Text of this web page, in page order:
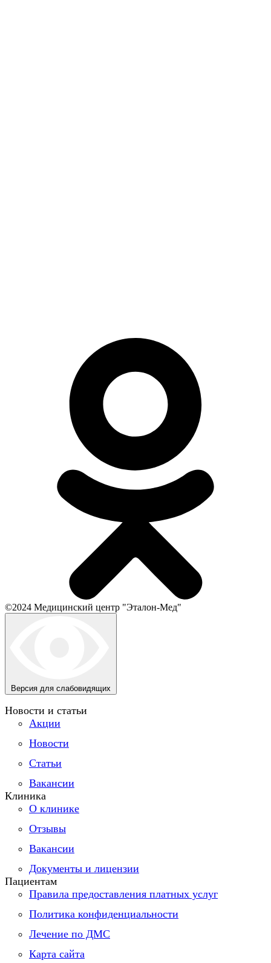
©2024 Медицинский центр "Эталон-Мед"
Версия для слабовидящих
Новости и статьи
Акции
Новости
Статьи
Вакансии
Клиника
О клинике
Отзывы
Вакансии
Документы и лицензии
Пациентам
Правила предоставления платных услуг
Политика конфиденциальности
Лечение по ДМС
Карта сайта